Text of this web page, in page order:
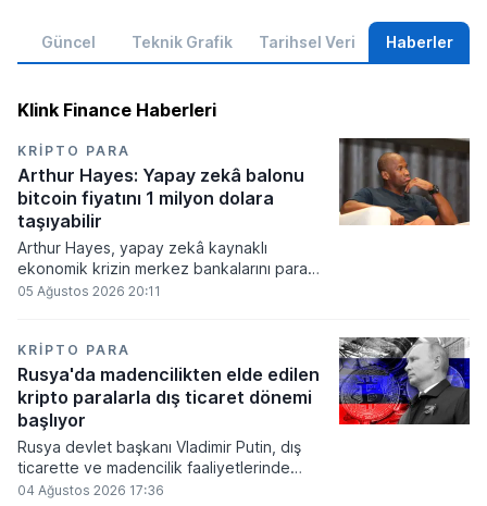
Güncel Teknik Grafik Tarihsel Veri Haberler
Klink Finance Haberleri
KRIPTO PARA
Arthur Hayes: Yapay zekâ balonu
bitcoin fiyatını 1 milyon dolara
taşıyabilir
Arthur Hayes, yapay zekâ kaynaklı
ekonomik krizin merkez bankalarını para
basmaya zorlayacağını ve bu durumun
kayıplarının tetikleyeceği kredi krizinin
küresel likidite artışına yol açacağını belirtti
ve bitcoinin bu süreçte en hızlı tepki veren
varlık olacağı vurguladı.
05 Ağustos 2026 20:11
KRIPTO PARA
Rusya'da madencilikten elde edilen
kripto paralarla dış ticaret dönemi
başlıyor
Rusya devlet başkanı Vladimir Putin, dış
ticarette ve madencilik faaliyetlerinde
kripto varlıkların kullanımına onay veren
04 Ağustos 2026 17:36